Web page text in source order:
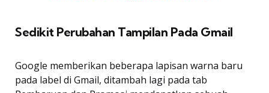
Sedikit Perubahan Tampilan Pada Gmail
Google memberikan beberapa lapisan warna baru
pada label di Gmail, ditambah lagi pada tab